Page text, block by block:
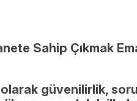
Sahip Çıkmak
güvenilirlik,